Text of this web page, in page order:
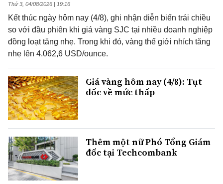
Thứ 3, 04/08/2026 | 19:16
Kết thúc ngày hôm nay (4/8), ghi nhận diễn biến trái chiều
so với đầu phiên khi giá vàng SJC tại nhiều doanh nghiệp
đồng loạt tăng nhẹ. Trong khi đó, vàng thế giới nhích tăng
nhẹ lên 4.062,6 USD/ounce.
Giá vàng hôm nay (4/8): Tụt
dốc về mức thấp
Thêm một nữ Phó Tổng Giám
đốc tại Techcombank